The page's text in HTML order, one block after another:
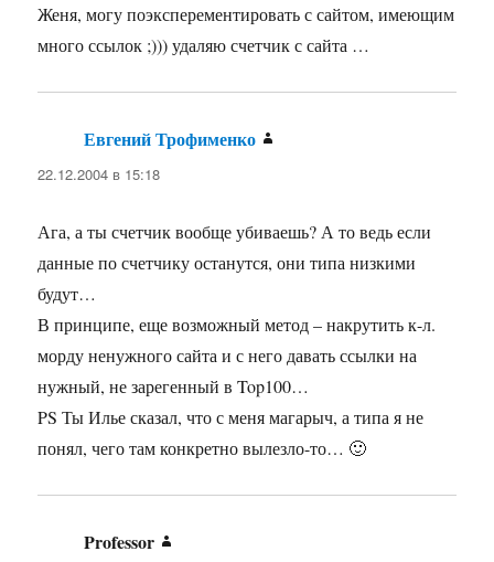
Женя, могу поэксперементировать с сайтом, имеющим
много ссылок ;))) удаляю счетчик с сайта …
Евгений Трофименко
22.12.2004 в 15:18
Ага, а ты счетчик вообще убиваешь? А то ведь если
данные по счетчику останутся, они типа низкими
будут…
В принципе, еще возможный метод – накрутить к-л.
морду ненужного сайта и с него давать ссылки на
нужный, не зарегенный в Top100…
PS Ты Илье сказал, что с меня магарыч, а типа я не
понял, чего там конкретно вылезло-то… 🙂
Professor